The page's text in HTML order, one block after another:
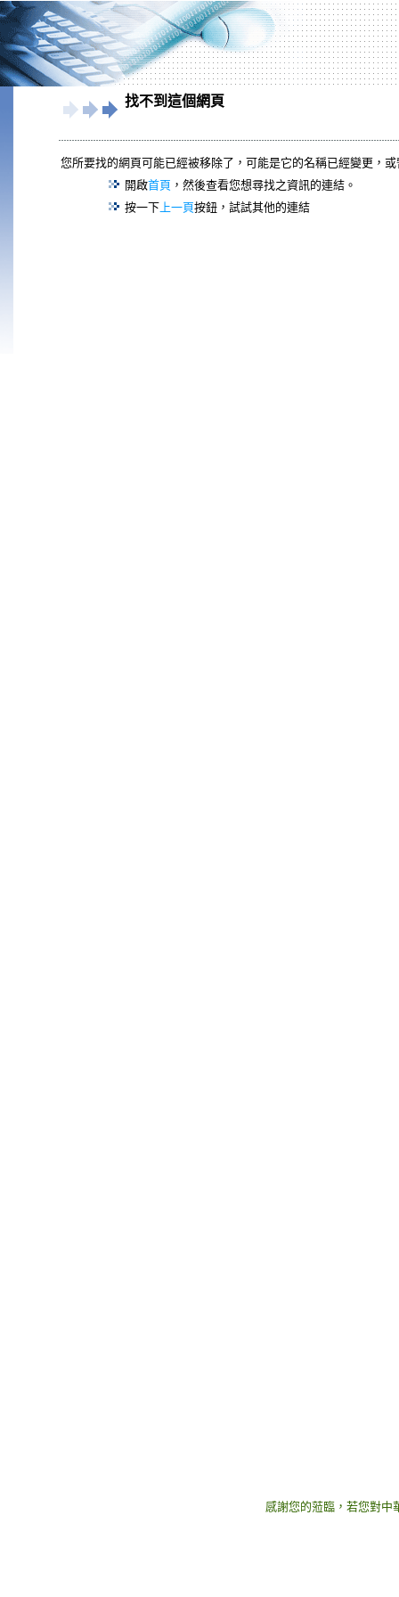
找不到這個網頁
您所要找的網頁可能已經被移除了，可能是它的名稱已經變更，
開啟首頁 ，然後查看您想尋找之資訊的連結。
按一下上一頁按鈕，試試其他的連結
感謝您的蒞臨，若您對中